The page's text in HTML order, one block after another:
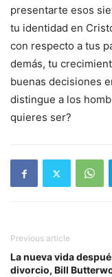
presentarte esos
tu identidad en
con respecto a tus
demás, tu
buenas decisiones
distingue a los
quieres ser?
Previous article
La nueva vida
divorcio, Bill